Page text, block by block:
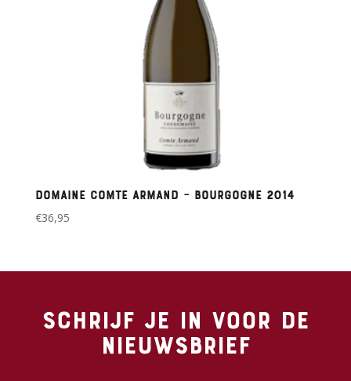
Domaine Comte Armand – Bourgogne 2014
€36,95
Schrijf je in voor de
nieuwsbrief